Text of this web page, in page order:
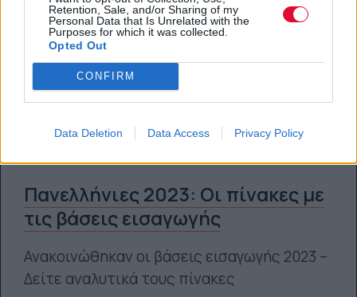
Retention, Sale, and/or Sharing of my
Personal Data that Is Unrelated with the
Purposes for which it was collected.
Opted Out
CONFIRM
Data Deletion Data Access Privacy Policy
Πανελλήνιες 2023: Οι πίνακες με
τις βάσεις εισαγωγής
Ανακοινώθηκαν οι βάσεις εισαγωγής 2023 –
Δείτε αναλυτικά τους πίνακες